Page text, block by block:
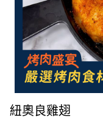
紐奧良雞翅